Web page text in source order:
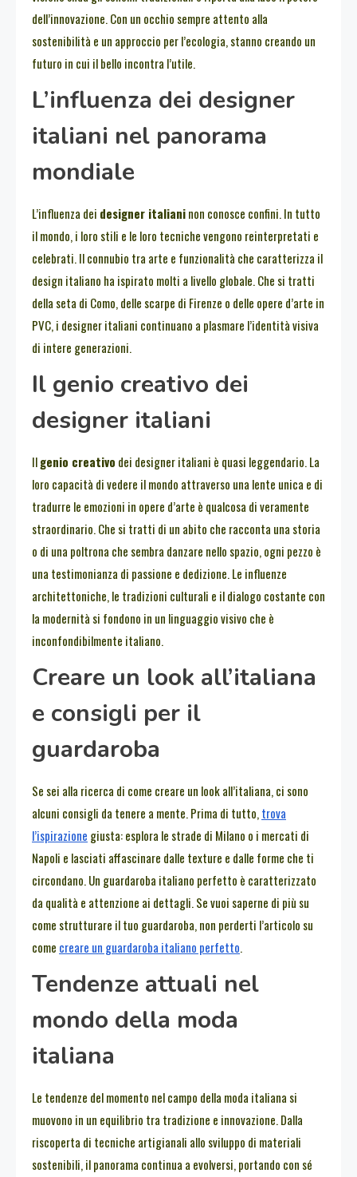
dell’innovazione. Con un occhio sempre attento alla
sostenibilità e un approccio per l’ecologia, stanno creando un
futuro in cui il bello incontra l’utile.
L’influenza dei designer
italiani nel panorama
mondiale
L’influenza dei designer italianinon conosce confini. In tutto
il mondo, i loro stili e le loro tecniche vengono reinterpretati e
celebrati. Il connubio tra arte e funzionalità che caratterizza il
design italiano ha ispirato molti a livello globale. Che si tratti
della seta di Como, delle scarpe di Firenze o delle opere d’arte in
PVC, i designer italiani continuano a plasmare l’identità visiva
di intere generazioni.
Il genio creativo dei
designer italiani
Ilgenio creativo dei designer italiani è quasi leggendario. La
loro capacità di vedere il mondo attraverso una lente unica e di
tradurre le emozioni in opere d’arte è qualcosa di veramente
straordinario. Che si tratti di un abito che racconta una storia
o di una poltrona che sembra danzare nello spazio, ogni pezzo è
una testimonianza di passione e dedizione. Le influenze
architettoniche, le tradizioni culturali e il dialogo costante con
la modernità si fondono in un linguaggio visivo che è
inconfondibilmente italiano.
Creare un look all’italiana
e consigli per il
guardaroba
Se sei alla ricerca di come creare un look all’italiana, ci sono
alcuni consigli da tenere a mente. Prima di tutto,trova
l’ispirazione giusta: esplora le strade di Milano o i mercati di
Napoli e lasciati affascinare dalle texture e dalle forme che ti
circondano. Un guardaroba italiano perfetto è caratterizzato
da qualità e attenzione ai dettagli. Se vuoi saperne di più su
come strutturare il tuo guardaroba, non perderti l’articolo su
come creare un guardaroba italiano perfetto.
Tendenze attuali nel
mondo della moda
italiana
Le tendenze del momento nel campo della moda italiana si
muovono in un equilibrio tra tradizione e innovazione. Dalla
riscoperta di tecniche artigianali allo sviluppo di materiali
sostenibili, il panorama continua a evolversi, portando con sé